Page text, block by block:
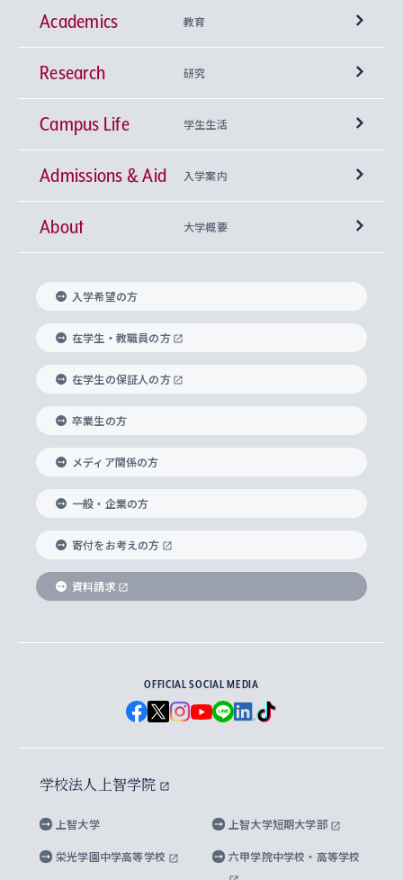
Academics 教育
学部
神学部
文学部
総合人間科学部
経済学部
外国語学部
総合グローバル学部
国際教養学部
理工学部
Futures） – 持続可能な未来を考える６学科連携
興味から学科を探す
上智大学の全学共通教育
基盤教育センター
キリスト教人間学
身体知
思考と表現
データサイエンス
上智大学の語学教育
言語教育研究センター
上智大学のグローバル教育
グローバル教育センター
上智大学で学ぶ
海外で学ぶ
学びのサポート
大学院
神学研究科
実践宗教学研究科
総合人間科学研究科
経済学研究科
グローバル・スタディーズ研究科
助産学専攻科
生涯学習
Research 研究
研究所 等
キリスト教文化研究所
中世思想研究所
国際言語情報研究所
グローバル・コンサーン研究所
比較文化研究所
ヨーロッパ研究所
アジア文化研究所
アメリカ・カナダ研究所
メディア・ジャーナリズム研究所
水稀少社会研究センター
先進機械・構造材料イノベーションセンター
Sophia Open Research Weeks (SORW)
産官学連携
知的財産
研究支援制度
重点領域研究・自由課題研究
研究活動に関する法令・研究費の使用について
Campus Life 学生生活
学期区分と授業時間割
課外活動
課外教育プログラム
ボランティア活動
グローバルな学びのコミュニティ
学生の相談窓口
心身の健康相談
ハラスメント防止の取り組み
障がいのある学生への支援
キャリア形成サポート
キャリア形成支援プログラム
就職（内定先）・進路統計
企業の採用ご担当者様へのご案内
住まいのサポート
Admissions & Aid 入学案内
上智大学で取得できる学位
入れの方針）
科目等履修生
研究生・外国人特別研究生・国費留学生
交換留学生(海外大学から上智大学で学ぶ)
ノンディグリー生
Sophia Short-term Program受講生
学費・奨学金
学部入学前に出願する奨学金
国による高等教育の修学支援新制度
大学院生対象の奨学金
海外留学する際の費用と奨学金
About 大学概要
理事長・学長メッセージ
学長・副学長紹介
上智大学の精神
上智大学の理念
上智大学の沿革
ソフィア・アーカイブズ
上智大学とカトリック
グローバルエンゲージメント
上智大学を訪れた世界の知性
国連Weeks・アフリカWeeks
ダイバーシティ＆サステナビリティへの取り組み
上智大学公式ソーシャルメディア
学校法人上智学院について
数字で見る上智大学
上智大学のネットワーク
父母・保証人とのネットワーク
学外とのネットワーク
上智大学の出版物
上智大学大学案内・大学院案内
英文広報誌 SOPHIA magazine
上智大学のビジュアル・アイデンティティ
上智大学ビジュアル・アイデンティティ
上智大学校歌 ・上智大学学生歌
上智大学への取材・キャンパスでの撮影について
上智大学の公開情報
上智大学の教育研究活動等の情報公表
キャンパス案内
入学希望の方
在学生・教職員の方
在学生の保証人の方
卒業生の方
メディア関係の方
一般・企業の方
寄付をお考えの方
資料請求
OFFICIAL SOCIAL MEDIA
学校法人上智学院
上智大学 上智大学短期大学部
栄光学園中学高等学校 六甲学院中学校・高等学校